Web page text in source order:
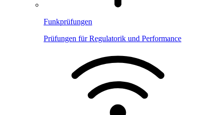
Funkprüfungen
Prüfungen für Regulatorik und Performance